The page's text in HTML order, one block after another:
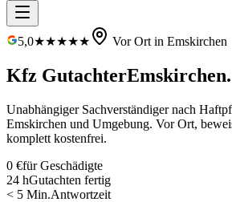
5,0★★★★★ Vor Ort in Emskirchen
Kfz GutachterEmskirchen.
Unabhängiger Sachverständiger nach
Emskirchen und Umgebung. Vor Ort,
komplett kostenfrei.
0 €für Geschädigte
24 hGutachten fertig
< 5 Min.Antwortzeit